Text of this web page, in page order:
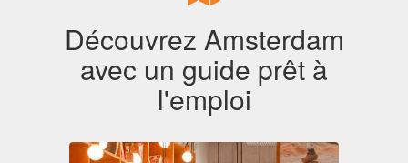
Découvrez Amsterdam
avec un guide prêt à
l'emploi